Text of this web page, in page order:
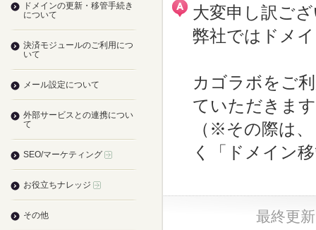
大変申し訳ご
弊社ではドメ
カゴラボをご
ていただきま
（※その際は
く「ドメイン
最終更
ドメインの更新・移管手続き
について
決済モジュールのご利用につ
いて
メール設定について
外部サービスとの連携につい
て
SEO/マーケティング
お役立ちナレッジ
その他